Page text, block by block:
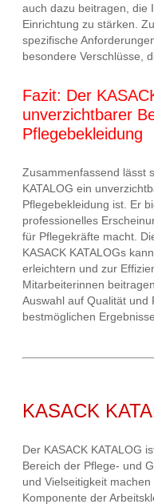
auch dazu beitragen, die
Einrichtung zu stärken.
spezifische
besondere Verschlüsse,
Fazit: Der
unverzichtbarer
Pflegebekleidung
Zusammenfassend lässt
KATALOG ein
Pflegebekleidung ist. Er
professionelles
für Pflegekräfte macht.
KASACK KATALOGs
erleichtern und zur
Mitarbeiterinnen
Auswahl auf Qualität und
bestmöglichen
KASACK
Der KASACK KATALOG
Bereich der Pflege- und
und Vielseitigkeit
Komponente der